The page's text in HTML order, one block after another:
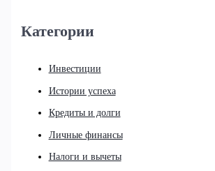
Категории
Инвестиции
Истории успеха
Кредиты и долги
Личные финансы
Налоги и вычеты